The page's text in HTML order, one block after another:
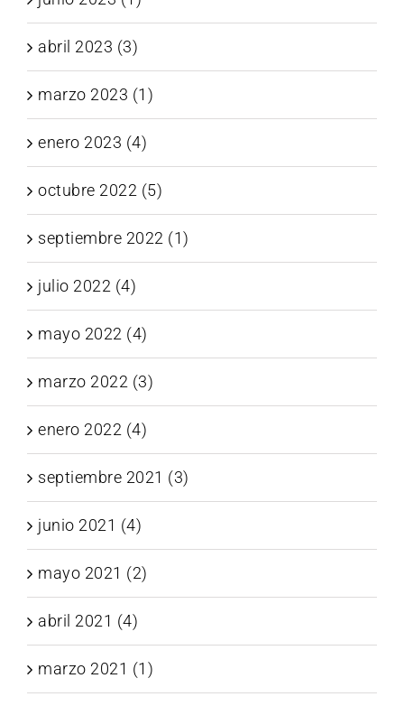
abril 2023 (3)
marzo 2023 (1)
enero 2023 (4)
octubre 2022 (5)
septiembre 2022 (1)
julio 2022 (4)
mayo 2022 (4)
marzo 2022 (3)
enero 2022 (4)
septiembre 2021 (3)
junio 2021 (4)
mayo 2021 (2)
abril 2021 (4)
marzo 2021 (1)